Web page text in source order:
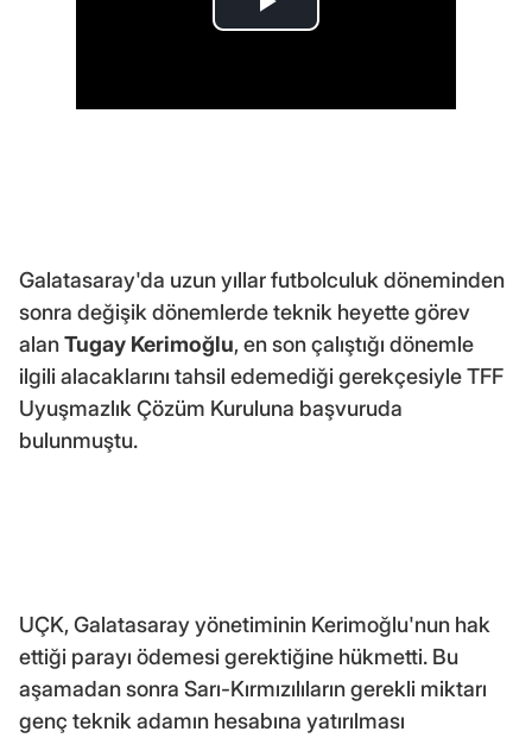
Galatasaray'da uzun yıllar futbolculuk döneminden
sonra değişik dönemlerde teknik heyette görev
alanTugay Kerimoğlu, en son çalıştığı dönemle
ilgili alacaklarını tahsil edemediği gerekçesiyle TFF
Uyuşmazlık Çözüm Kuruluna başvuruda
bulunmuştu.
UÇK, Galatasaray yönetiminin Kerimoğlu'nun hak
ettiği parayı ödemesi gerektiğine hükmetti. Bu
aşamadan sonra Sarı-Kırmızılıların gerekli miktarı
genç teknik adamın hesabına yatırılması